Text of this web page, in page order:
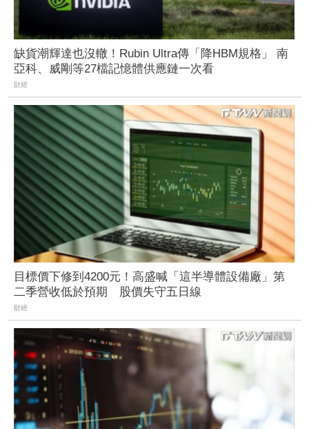
缺貨潮輝達也沒轍！Rubin Ultra傳「降HBM規格」 南
亞科、威剛等27檔記憶體供應鏈一次看
財經
目標價下修到4200元！高盛喊「這半導體設備廠」第
二季營收低於預期 股價失守五日線
財經